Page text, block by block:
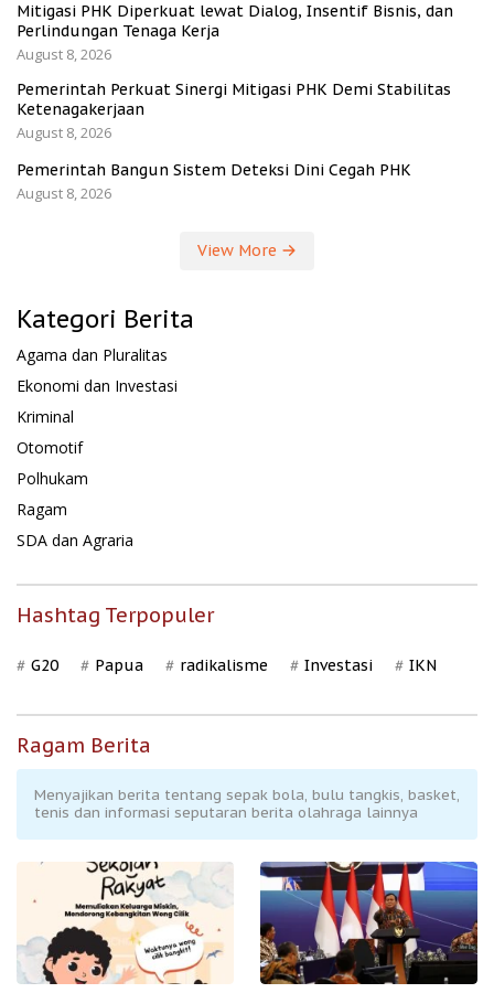
Mitigasi PHK Diperkuat lewat Dialog, Insentif Bisnis, dan
Perlindungan Tenaga Kerja
August 8, 2026
Pemerintah Perkuat Sinergi Mitigasi PHK Demi Stabilitas
Ketenagakerjaan
August 8, 2026
Pemerintah Bangun Sistem Deteksi Dini Cegah PHK
August 8, 2026
View More
Kategori Berita
Agama dan Pluralitas
Ekonomi dan Investasi
Kriminal
Otomotif
Polhukam
Ragam
SDA dan Agraria
Hashtag Terpopuler
G20 Papua radikalisme Investasi IKN
Ragam Berita
Menyajikan berita tentang sepak bola, bulu tangkis, basket,
tenis dan informasi seputaran berita olahraga lainnya